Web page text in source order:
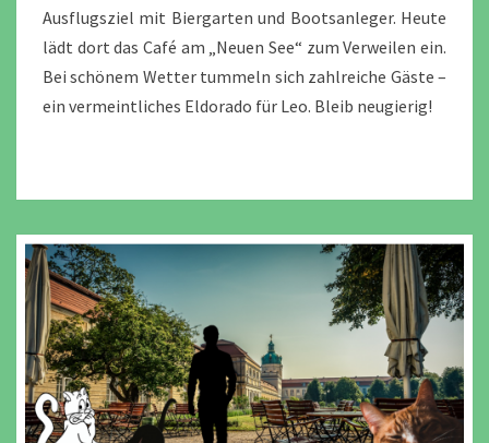
Ausflugsziel mit Biergarten und Bootsanleger. Heute
lädt dort das Café am „Neuen See“ zum Verweilen ein.
Bei schönem Wetter tummeln sich zahlreiche Gäste –
ein vermeintliches Eldorado für Leo. Bleib neugierig!